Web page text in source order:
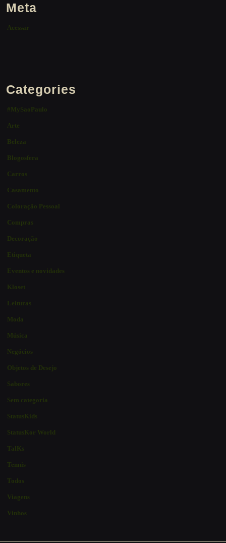
Meta
Acessar
Categories
#MySaoPaulo
Arte
Beleza
Blogosfera
Carros
Casamento
Coloração Pessoal
Compras
Decoração
Etiqueta
Eventos e novidades
Kloset
Leituras
Moda
Música
Negócios
Objetos de Desejo
Sabores
Sem categoria
StatusKids
StatusKor World
TalKs
Tennis
Todos
Viagens
Vinhos